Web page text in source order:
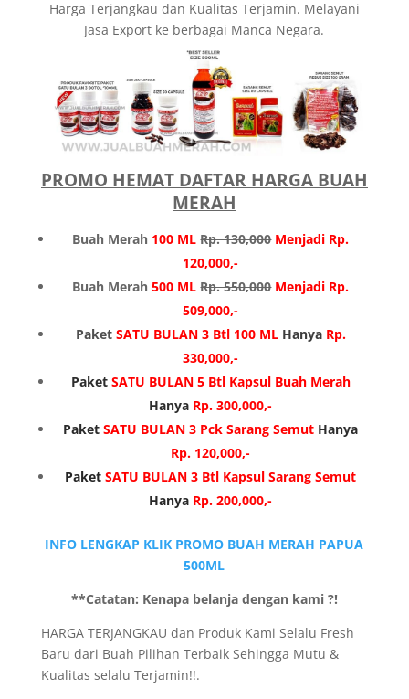
Harga Terjangkau dan Kualitas Terjamin. Melayani
Jasa Export ke berbagai Manca Negara.
PROMO HEMAT DAFTAR HARGA BUAH
MERAH
Buah Merah 100 ML Rp. 130,000 Menjadi Rp.
120,000,-
Buah Merah 500 ML Rp. 550,000 Menjadi Rp.
509,000,-
PaketSATU BULAN 3 Btl 100 ML Hanya Rp.
330,000,-
Paket SATU BULAN 5 Btl Kapsul Buah Merah
Hanya Rp. 300,000,-
PaketSATU BULAN 3 Pck Sarang Semut Hanya
Rp. 120,000,-
PaketSATU BULAN 3 Btl Kapsul Sarang Semut
Hanya Rp. 200,000,-
INFO LENGKAP KLIK PROMO BUAH MERAH PAPUA
500ML
**Catatan: Kenapa belanja dengan kami ?!
HARGA TERJANGKAU dan Produk Kami Selalu Fresh
Baru dari Buah Pilihan Terbaik Sehingga Mutu &
Kualitas selalu Terjamin!!.